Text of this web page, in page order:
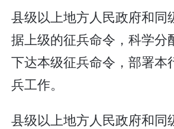
县级以上地方人民政府和同
据上级的征兵命令，科学分
下达本级征兵命令，部署本
兵工作。
县级以上地方人民政府和同